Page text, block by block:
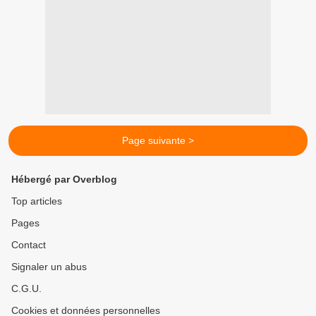
Page suivante >
Hébergé par Overblog
Top articles
Pages
Contact
Signaler un abus
C.G.U.
Cookies et données personnelles